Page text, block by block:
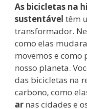
As bicicletas na
sustentável têm
transformador.
como elas
movemos e
nosso planeta.
das bicicletas na
carbono, como
ar nas cidades e